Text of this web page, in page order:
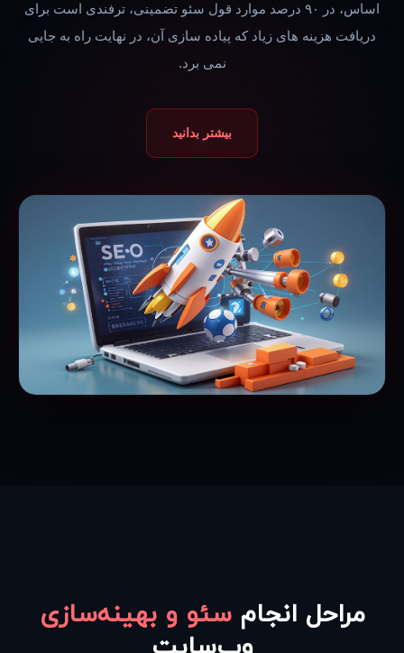
اساس، در ۹۰ درصد موارد قول سئو تضمینی، ترفندی است برای
دریافت هزینه های زیاد که پیاده سازی آن، در نهایت راه به جایی
نمی برد.
بیشتر بدانید
مراحل انجامسئو و بهینه‌سازی